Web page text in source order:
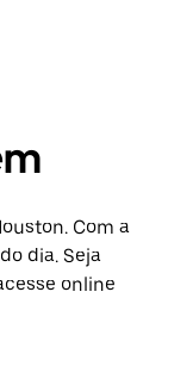
Com a
dia. Seja
online